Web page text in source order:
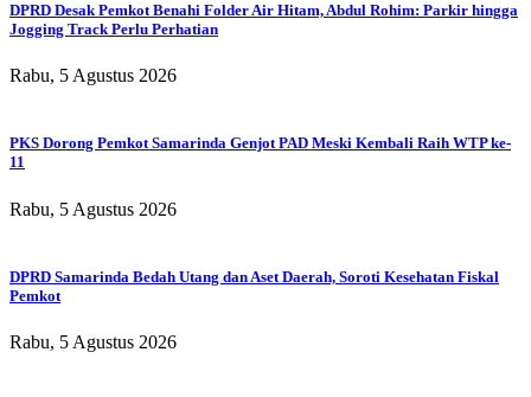
DPRD Desak Pemkot Benahi Folder Air Hitam, Abdul Rohim: Parkir hingga
Jogging Track Perlu Perhatian
Rabu, 5 Agustus 2026
PKS Dorong Pemkot Samarinda Genjot PAD Meski Kembali Raih WTP ke-
11
Rabu, 5 Agustus 2026
DPRD Samarinda Bedah Utang dan Aset Daerah, Soroti Kesehatan Fiskal
Pemkot
Rabu, 5 Agustus 2026